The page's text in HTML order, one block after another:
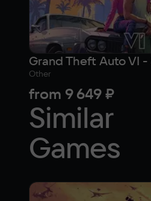
Other
from 9 649 ₽
Similar
Games